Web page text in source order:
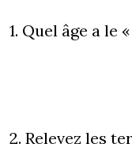
1. Quel âge a le
2. Relevez les